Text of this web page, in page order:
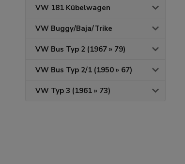
VW 181 Kübelwagen
VW Buggy/Baja/Trike
VW Bus Typ 2 (1967 » 79)
VW Bus Typ 2/1 (1950 » 67)
VW Typ 3 (1961 » 73)